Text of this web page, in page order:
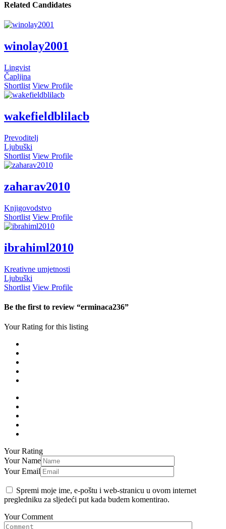
Related Candidates
winolay2001
Lingvist
Čapljina
Shortlist View Profile
wakefieldblilacb
Prevoditelj
Ljubuški
Shortlist View Profile
zaharav2010
Knjigovodstvo
Shortlist View Profile
ibrahiml2010
Kreativne umjetnosti
Ljubuški
Shortlist View Profile
Be the first to review “erminaca236”
Your Rating for this listing
Your Rating
Your Name
Your Email
Spremi moje ime, e-poštu i web-stranicu u ovom internet
pregledniku za sljedeći put kada budem komentirao.
Your Comment